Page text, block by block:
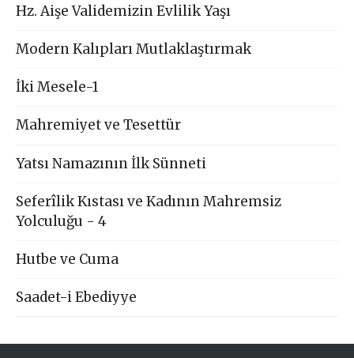
Hz. Aişe Validemizin Evlilik Yaşı
Modern Kalıpları Mutlaklaştırmak
İki Mesele-1
Mahremiyet ve Tesettür
Yatsı Namazının İlk Sünneti
Seferîlik Kıstası ve Kadının Mahremsiz
Yolculuğu - 4
Hutbe ve Cuma
Saadet-i Ebediyye